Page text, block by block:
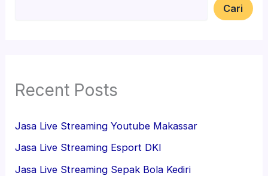
Cari
Recent Posts
Jasa Live Streaming Youtube Makassar
Jasa Live Streaming Esport DKI
Jasa Live Streaming Sepak Bola Kediri